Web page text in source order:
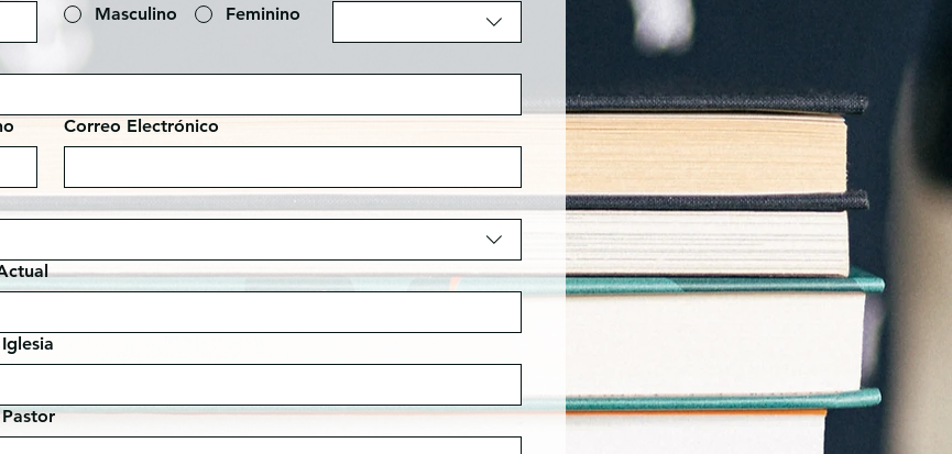
Masculino
Feminino
Correo Electrónico